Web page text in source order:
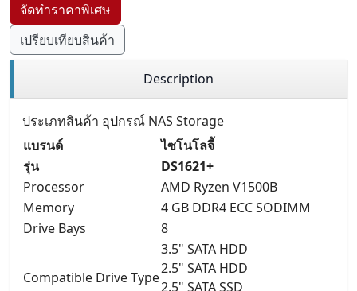
จัดทำราคาพิเศษ
เปรียบเทียบสินค้า
Description
ประเภทสินค้า อุปกรณ์ NAS Storage
แบรนด์
ไซโนโลจี้
รุ่น
DS1621+
Processor
AMD Ryzen V1500B
Memory
4 GB DDR4 ECC SODIMM
Drive Bays
8
Compatible Drive Type
3.5" SATA HDD
2.5" SATA HDD
2.5" SATA SSD